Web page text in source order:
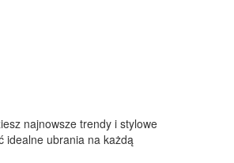
najnowsze trendy i stylowe
idealne ubrania na każdą